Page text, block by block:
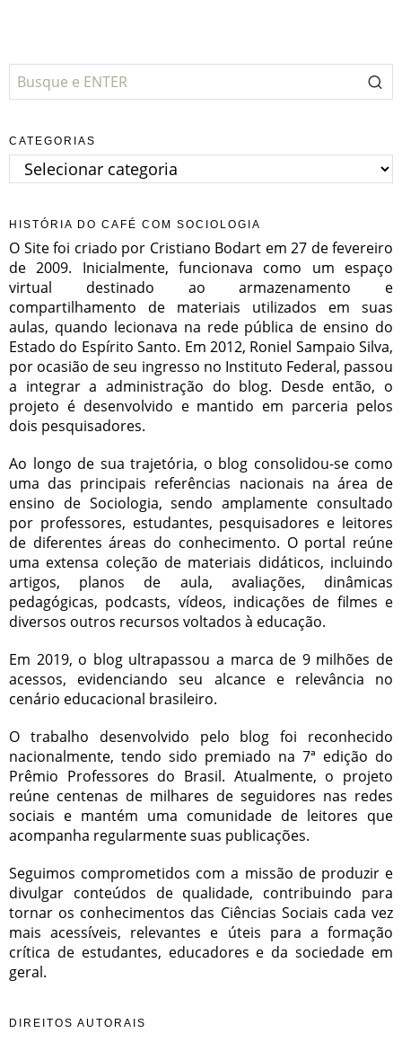
CATEGORIAS
Categorias
HISTÓRIA DO CAFÉ COM SOCIOLOGIA
O Site foi criado por Cristiano Bodart em 27 de fevereiro
de 2009. Inicialmente, funcionava como um espaço
virtual destinado ao armazenamento e
compartilhamento de materiais utilizados em suas
aulas, quando lecionava na rede pública de ensino do
Estado do Espírito Santo. Em 2012, Roniel Sampaio Silva,
por ocasião de seu ingresso no Instituto Federal, passou
a integrar a administração do blog. Desde então, o
projeto é desenvolvido e mantido em parceria pelos
dois pesquisadores.
Ao longo de sua trajetória, o blog consolidou-se como
uma das principais referências nacionais na área de
ensino de Sociologia, sendo amplamente consultado
por professores, estudantes, pesquisadores e leitores
de diferentes áreas do conhecimento. O portal reúne
uma extensa coleção de materiais didáticos, incluindo
artigos, planos de aula, avaliações, dinâmicas
pedagógicas, podcasts, vídeos, indicações de filmes e
diversos outros recursos voltados à educação.
Em 2019, o blog ultrapassou a marca de 9 milhões de
acessos, evidenciando seu alcance e relevância no
cenário educacional brasileiro.
O trabalho desenvolvido pelo blog foi reconhecido
nacionalmente, tendo sido premiado na 7ª edição do
Prêmio Professores do Brasil. Atualmente, o projeto
reúne centenas de milhares de seguidores nas redes
sociais e mantém uma comunidade de leitores que
acompanha regularmente suas publicações.
Seguimos comprometidos com a missão de produzir e
divulgar conteúdos de qualidade, contribuindo para
tornar os conhecimentos das Ciências Sociais cada vez
mais acessíveis, relevantes e úteis para a formação
crítica de estudantes, educadores e da sociedade em
geral.
DIREITOS AUTORAIS